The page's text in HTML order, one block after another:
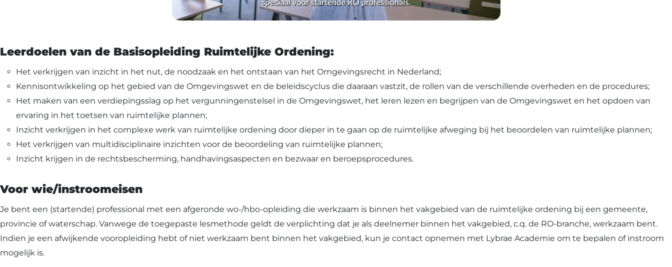
Leerdoelen van de Basisopleiding Ruimtelijke Ordening:
Het verkrijgen van inzicht in het nut, de noodzaak en het ontstaan van het Omgevingsrecht in Nederland;
Kennisontwikkeling op het gebied van de Omgevingswet en de beleidscyclus die daaraan vastzit, de rollen van de verschillende overheden en de procedures;
Het maken van een verdiepingsslag op het vergunningenstelsel in de Omgevingswet, het leren lezen en begrijpen van de Omgevingswet en het opdoen van
ervaring in het toetsen van ruimtelijke plannen;
Inzicht verkrijgen in het complexe werk van ruimtelijke ordening door dieper in te gaan op de ruimtelijke afweging bij het beoordelen van ruimtelijke plannen;
Het verkrijgen van multidisciplinaire inzichten voor de beoordeling van ruimtelijke plannen;
Inzicht krijgen in de rechtsbescherming, handhavingsaspecten en bezwaar en beroepsprocedures.
Voor wie/instroomeisen
Je bent een (startende) professional met een afgeronde wo-/hbo-opleiding die werkzaam is binnen het vakgebied van de ruimtelijke ordening bij een gemeente,
provincie of waterschap. Vanwege de toegepaste lesmethode geldt de verplichting dat je als deelnemer binnen het vakgebied, c.q. de RO-branche, werkzaam bent.
Indien je een afwijkende vooropleiding hebt of niet werkzaam bent binnen het vakgebied, kun je contact opnemen met Lybrae Academie om te bepalen of instroom
mogelijk is.